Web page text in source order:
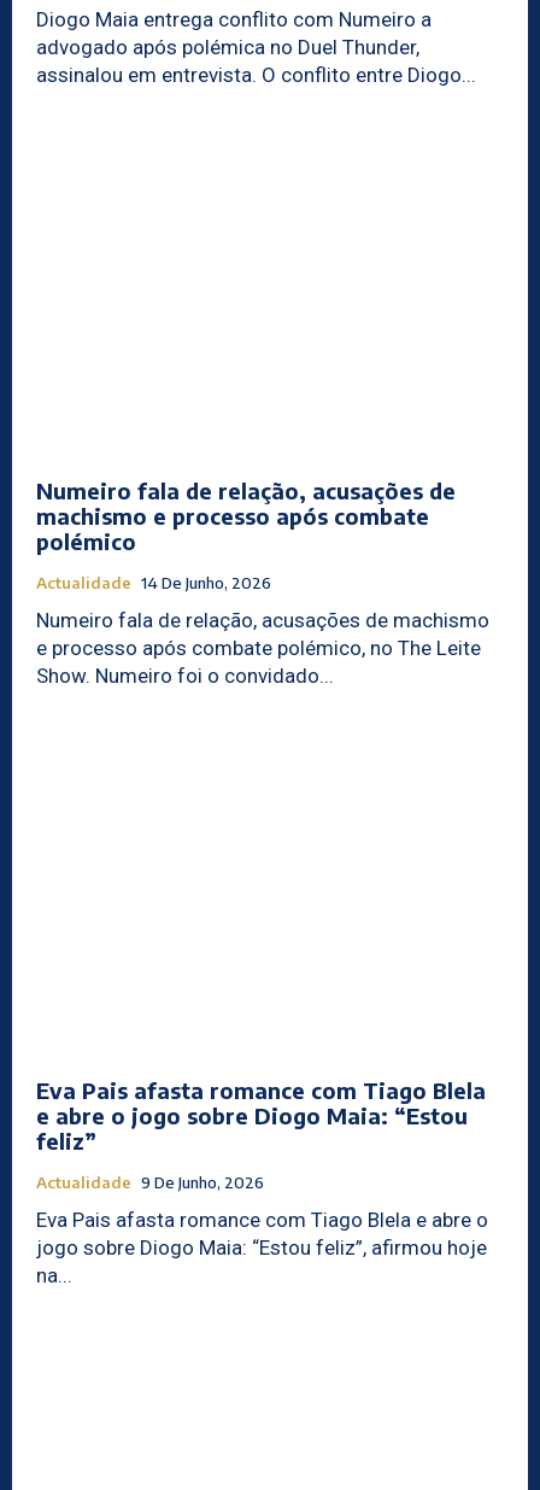
Diogo Maia entrega conflito com Numeiro a
advogado após polémica no Duel Thunder,
assinalou em entrevista. O conflito entre Diogo...
Numeiro fala de relação, acusações de
machismo e processo após combate
polémico
Actualidade 14 De Junho, 2026
Numeiro fala de relação, acusações de machismo
e processo após combate polémico, no The Leite
Show. Numeiro foi o convidado...
Eva Pais afasta romance com Tiago Blela
e abre o jogo sobre Diogo Maia: “Estou
feliz”
Actualidade 9 De Junho, 2026
Eva Pais afasta romance com Tiago Blela e abre o
jogo sobre Diogo Maia: “Estou feliz”, afirmou hoje
na...